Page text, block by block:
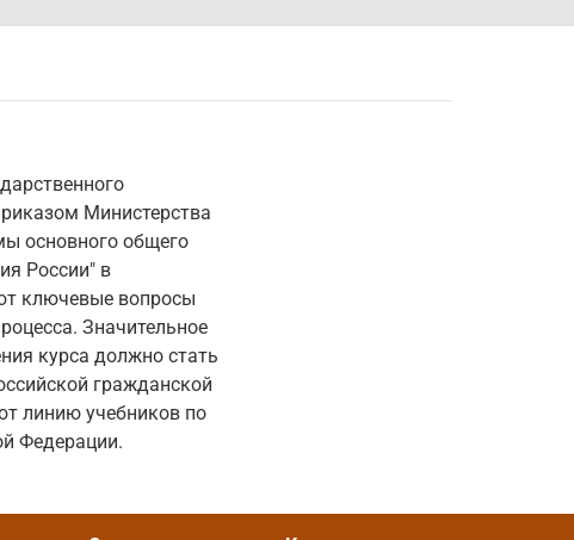
Министерства
основного общего
России" в
ключевые вопросы
Значительное
курса должно стать
гражданской
линию учебников по
Федерации.